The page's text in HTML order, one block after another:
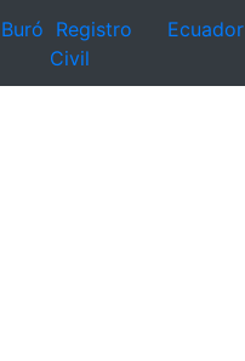
Buró Registro
Civil
Ecuador